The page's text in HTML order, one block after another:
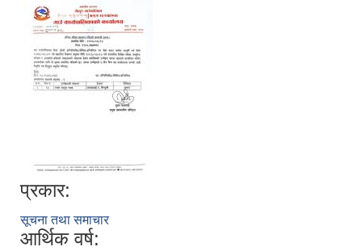
प्रकार:
सूचना तथा समाचार
आर्थिक वर्ष: